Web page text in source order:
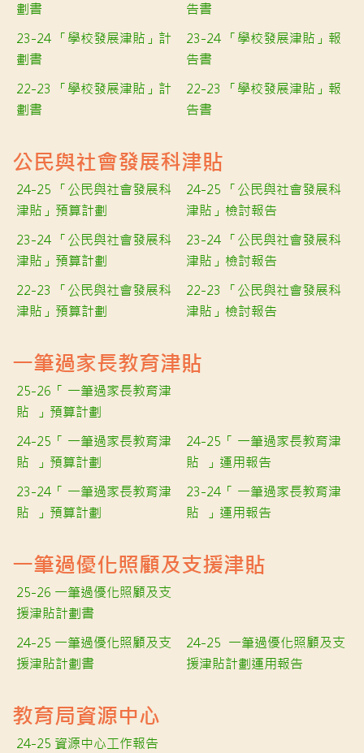
劃書
告書
23-24 「學校發展津貼」計
劃書
23-24 「學校發展津貼」報
告書
22-23 「學校發展津貼」計
劃書
22-23 「學校發展津貼」報
告書
公民與社會發展科津貼
24-25 「公民與社會發展科
津貼」預算計劃
24-25 「公民與社會發展科
津貼」檢討報告
23-24 「公民與社會發展科
津貼」預算計劃
23-24 「公民與社會發展科
津貼」檢討報告
22-23 「公民與社會發展科
津貼」預算計劃
22-23 「公民與社會發展科
津貼」檢討報告
一筆過家長教育津貼
25-26「 一筆過家長教育津
貼 」預算計劃
24-25「 一筆過家長教育津
貼 」預算計劃
24-25「 一筆過家長教育津
貼 」運用報告
23-24「 一筆過家長教育津
貼 」預算計劃
23-24「 一筆過家長教育津
貼 」運用報告
一筆過優化照顧及支援津貼
25-26 一筆過優化照顧及支
援津貼計劃書
24-25 一筆過優化照顧及支
援津貼計劃書
24-25 一筆過優化照顧及支
援津貼計劃運用報告
教育局資源中心
24-25 資源中心工作報告